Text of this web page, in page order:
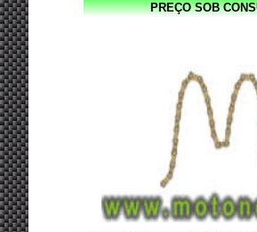
PREÇO SOB